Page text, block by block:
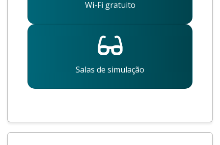
Wi-Fi gratuito
Salas de simulação